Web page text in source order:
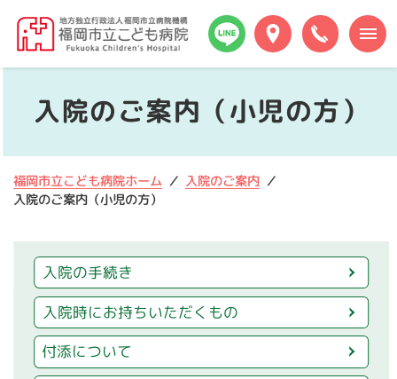
メ
へ
福
岡
院
入院のご案内（小児の方）
福岡市立こども病院ホーム 入院のご案内
入院のご案内（小児の方）
入院の手続き
入院時にお持ちいただくもの
付添について